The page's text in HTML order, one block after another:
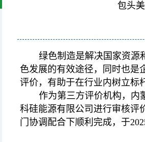
包头
绿色制造是解决国家资源
色发展的有效途径，同时也是
评价，有助于在行业内树立标
作为第三方评价机构，内
科硅能源有限公司进行审核评
门协调配合下顺利完成，于